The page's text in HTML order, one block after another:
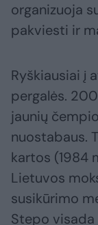
organizuoja
pakviesti ir
Ryškiausiai į
pergalės.
jaunių
nuostabaus.
kartos (1984
Lietuvos
susikūrimo
Stepo